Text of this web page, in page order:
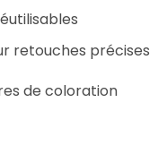
retouches précises
de coloration